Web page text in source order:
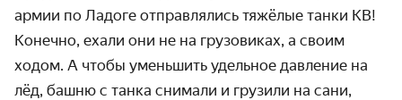
армии по Ладоге отправлялись тяжёлые танки КВ!
Конечно, ехали они не на грузовиках, а своим
ходом. А чтобы уменьшить удельное давление на
лёд, башню с танка снимали и грузили на сани,